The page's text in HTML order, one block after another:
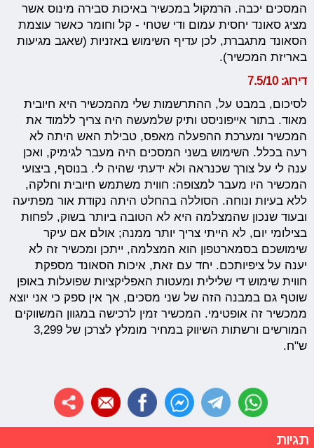
המסכים יכבה. הרמקול במכשיר באיכות סבירה מינוס אשר
מציג סאונד יחסית עמום ודי שטחי - קל וחומר כאשר עוצמת
הסאונד מתגברת, לכן עדיף השימוש באזניות (שאגב מגיעות
באריזת המכשיר).
דירוג: 7.5/10
לסיכום, במבט על, ההתרשמות שלי מהמכשיר היא חיובית
מאוד. בתור אייפוניסט ותיק שלמעשה היה צריך ללמוד את
המכשיר ומערכת ההפעלה מאפס, טבילת האש היתה לא
רעה בכלל. השימוש בשני המסכים היה מעבר לגימיק, ואכן
ענה לי על צורך שכנראה ולא ידעתי שהיה לי. בנוסף, ביצועי
המכשיר היו מעבר למצופה: חווית משתמש חיובית וחלקה,
ללא בעיות ונוחה. הסוללה בהחלט היתה נקודת אור מפתיעה
ובעוד שנכון שהמצלמה היא לא הטובה ביותר בשוק, לפחות
בצילומי יום, לא הייתי צריך יותר ממנה; אולם אם עיקר
שימושכם בסמארטפון הוא המצלמה, ייתכן ומכשיר זה לא
יענה על ציפיותכם. יחד עם זאת, איכות הסאונד מספקת
חווית שימוש די שלילית ומעטות האפליקציות שפועלות באופן
שוטף גם במבנה הזה של שני מסכים, אך אין ספק כי אני יוצא
ממכשיר זה אופטימי. המכשיר זמין לרכישה במגוון המשווקים
המורשים ורשתות השיווק במחיר מומלץ לצרכן של 3,299
ש"ח.
תגיות